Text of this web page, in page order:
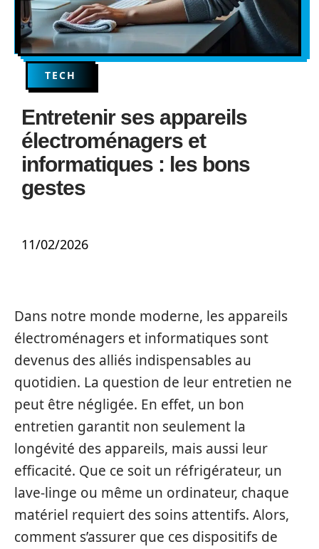
TECH
Entretenir ses appareils
électroménagers et
informatiques : les bons
gestes
11/02/2026
Dans notre monde moderne, les appareils
électroménagers et informatiques sont
devenus des alliés indispensables au
quotidien. La question de leur entretien ne
peut être négligée. En effet, un bon
entretien garantit non seulement la
longévité des appareils, mais aussi leur
efficacité. Que ce soit un réfrigérateur, un
lave-linge ou même un ordinateur, chaque
matériel requiert des soins attentifs. Alors,
comment s’assurer que ces dispositifs de